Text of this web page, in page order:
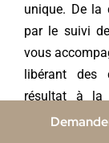
unique. De la
par le suivi
vous
libérant des
résultat à la
envisagiez